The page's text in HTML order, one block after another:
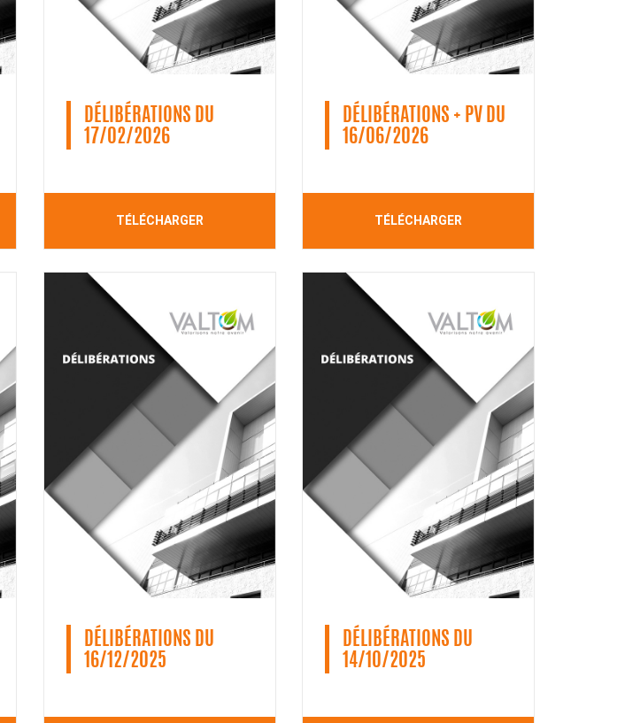
DÉLIBÉRATIONS DU
17/02/2026
TÉLÉCHARGER
DÉLIBÉRATIONS + PV DU
16/06/2026
TÉLÉCHARGER
DÉLIBÉRATIONS DU
16/12/2025
DÉLIBÉRATIONS DU
14/10/2025